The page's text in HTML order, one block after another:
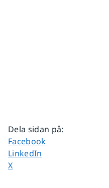
Dela sidan på:
Dela sidan på
Facebook
Dela sidan på
LinkedIn
Dela sidan på
X